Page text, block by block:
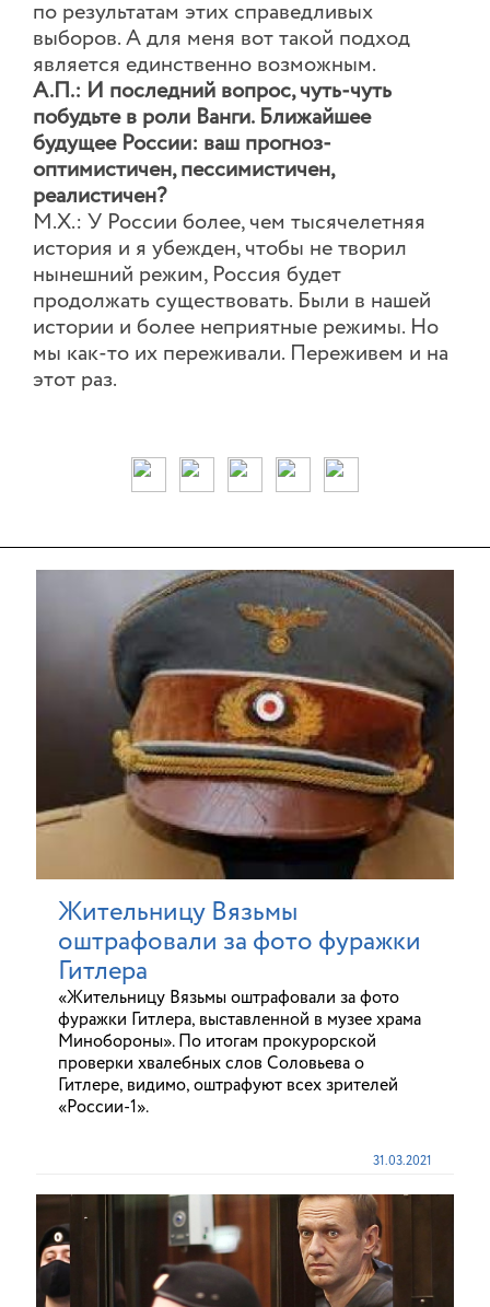
по результатам этих справедливых
выборов. А для меня вот такой подход
является единственно возможным.
А.П.: И последний вопрос, чуть-чуть
побудьте в роли Ванги. Ближайшее
будущее России: ваш прогноз-
оптимистичен, пессимистичен,
реалистичен?
М.Х.: У России более, чем тысячелетняя
история и я убежден, чтобы не творил
нынешний режим, Россия будет
продолжать существовать. Были в нашей
истории и более неприятные режимы. Но
мы как-то их переживали. Переживем и на
этот раз.
Жительницу Вязьмы
оштрафовали за фото фуражки
Гитлера
«Жительницу Вязьмы оштрафовали за фото
фуражки Гитлера, выставленной в музее храма
Минобороны». По итогам прокурорской
проверки хвалебных слов Соловьева о
Гитлере, видимо, оштрафуют всех зрителей
«России-1».
31.03.2021